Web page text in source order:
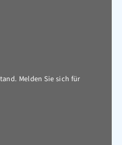
Melden Sie sich für